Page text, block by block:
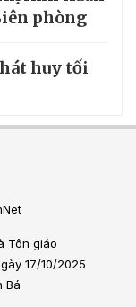
phòng
huy tối
Tôn giáo
17/10/2025
Bá